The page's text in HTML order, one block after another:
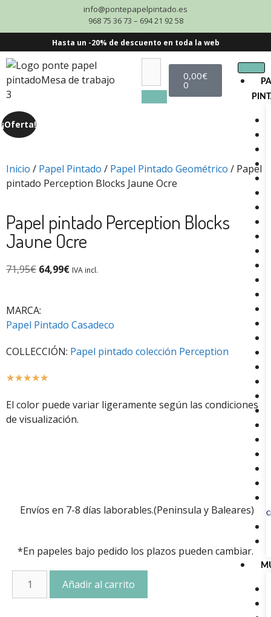
info@pontepapelpintado.es
968 75 36 73 – 694 21 92 58
Hasta un -20% de descuento en toda la web
0,00€
0
¡Oferta!
Inicio / Papel Pintado / Papel Pintado Geométrico / Papel
pintado Perception Blocks Jaune Ocre
Papel pintado Perception Blocks
Jaune Ocre
71,95€ 64,99€ IVA incl.
MARCA:
Papel Pintado Casadeco
COLLECCIÓN: Papel pintado colección Perception
☆☆☆☆☆
El color puede variar ligeramente según las condiciones
de visualización.
Envíos en 7-8 días laborables.(Peninsula y Baleares)
*En papeles bajo pedido los plazos pueden cambiar.
Añadir al carrito